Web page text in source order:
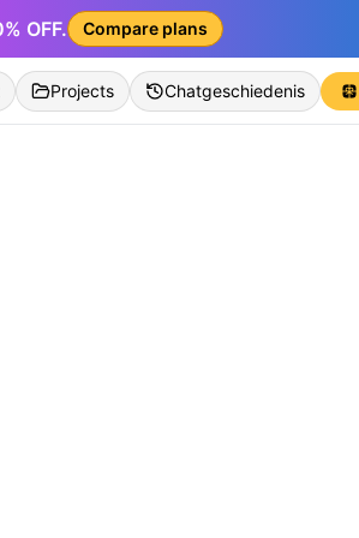
OFF. Compare plans
Projects Chatgeschiedenis